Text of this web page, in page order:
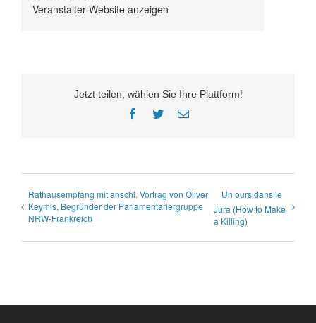
Veranstalter-Website anzeigen
Jetzt teilen, wählen Sie Ihre Plattform!
Facebook
TwitterE-
Rathausempfang mit anschl. Vortrag von Oliver
Keymis, Begründer der Parlamentariergruppe
NRW-Frankreich
Un ours dans le
Jura (How to Make
a Killing)